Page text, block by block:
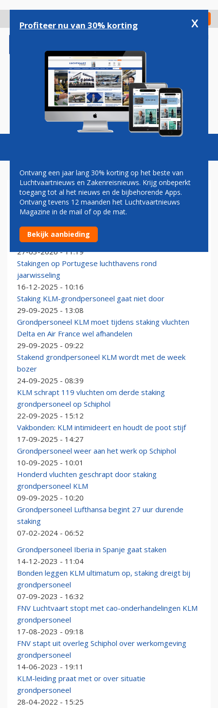
gaan
Check in
Magazine Podcasts Vacatures
GRONDPERSONEEL
Lufthansa en grondpersoneel bereiken akkoord na
moeizame onderhandelingen
27-03-2026 - 11:19
Stakingen op Portugese luchthavens rond
jaarwisseling
16-12-2025 - 10:16
Staking KLM-grondpersoneel gaat niet door
29-09-2025 - 13:08
Grondpersoneel KLM moet tijdens staking vluchten
Delta en Air France wel afhandelen
29-09-2025 - 09:22
Stakend grondpersoneel KLM wordt met de week
bozer
24-09-2025 - 08:39
KLM schrapt 119 vluchten om derde staking
grondpersoneel op Schiphol
22-09-2025 - 15:12
Vakbonden: KLM intimideert en houdt de poot stijf
17-09-2025 - 14:27
Grondpersoneel weer aan het werk op Schiphol
10-09-2025 - 10:01
Honderd vluchten geschrapt door staking
grondpersoneel KLM
09-09-2025 - 10:20
Grondpersoneel Lufthansa begint 27 uur durende
staking
07-02-2024 - 06:52
Grondpersoneel Iberia in Spanje gaat staken
14-12-2023 - 11:04
Bonden leggen KLM ultimatum op, staking dreigt bij
grondpersoneel
07-09-2023 - 16:32
FNV Luchtvaart stopt met cao-onderhandelingen KLM
grondpersoneel
17-08-2023 - 09:18
FNV stapt uit overleg Schiphol over werkomgeving
grondpersoneel
14-06-2023 - 19:11
KLM-leiding praat met or over situatie
grondpersoneel
28-04-2022 - 15:25
Profiteer nu van 30% korting x
Ontvang een jaar lang 30% korting op het beste van
Luchtvaartnieuws en Zakenreisnieuws. Krijg onbeperkt
toegang tot al het nieuws en de bijbehorende Apps.
Ontvang tevens 12 maanden het Luchtvaartnieuws
Magazine in de mail of op de mat.
Bekijk aanbieding